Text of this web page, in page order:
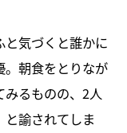
気づくと誰かに
。朝食をとりなが
みるものの、2人
諭されてしま